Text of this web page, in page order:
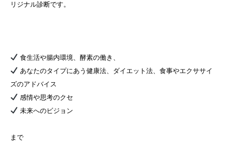
リジナル診断です。
食生活や腸内環境、酵素の働き、
あなたのタイプにあう健康法、ダイエット法、食事やエクササイ
ズのアドバイス
感情や思考のクセ
未来へのビジョン
まで